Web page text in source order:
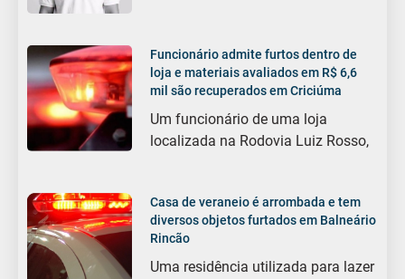
Funcionário admite furtos dentro de
loja e materiais avaliados em R$ 6,6
mil são recuperados em Criciúma
Um funcionário de uma loja
localizada na Rodovia Luiz Rosso,
Casa de veraneio é arrombada e tem
diversos objetos furtados em Balneário
Rincão
Uma residência utilizada para lazer